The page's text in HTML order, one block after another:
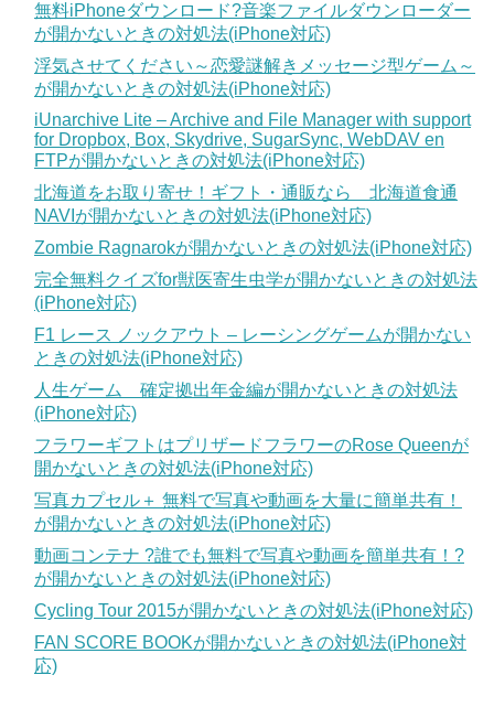
無料iPhoneダウンロード?音楽ファイルダウンローダー
が開かないときの対処法(iPhone対応)
浮気させてください～恋愛謎解きメッセージ型ゲーム～
が開かないときの対処法(iPhone対応)
iUnarchive Lite – Archive and File Manager with support
for Dropbox, Box, Skydrive, SugarSync, WebDAV en
FTPが開かないときの対処法(iPhone対応)
北海道をお取り寄せ！ギフト・通販なら 北海道食通
NAVIが開かないときの対処法(iPhone対応)
Zombie Ragnarokが開かないときの対処法(iPhone対応)
完全無料クイズfor獣医寄生虫学が開かないときの対処法
(iPhone対応)
F1 レース ノックアウト – レーシングゲームが開かない
ときの対処法(iPhone対応)
人生ゲーム 確定拠出年金編が開かないときの対処法
(iPhone対応)
フラワーギフトはプリザードフラワーのRose Queenが
開かないときの対処法(iPhone対応)
写真カプセル＋ 無料で写真や動画を大量に簡単共有！
が開かないときの対処法(iPhone対応)
動画コンテナ ?誰でも無料で写真や動画を簡単共有！?
が開かないときの対処法(iPhone対応)
Cycling Tour 2015が開かないときの対処法(iPhone対応)
FAN SCORE BOOKが開かないときの対処法(iPhone対
応)